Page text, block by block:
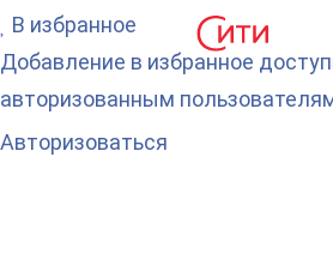
В избранное
Добавление в избранное
авторизованным
Авторизоваться